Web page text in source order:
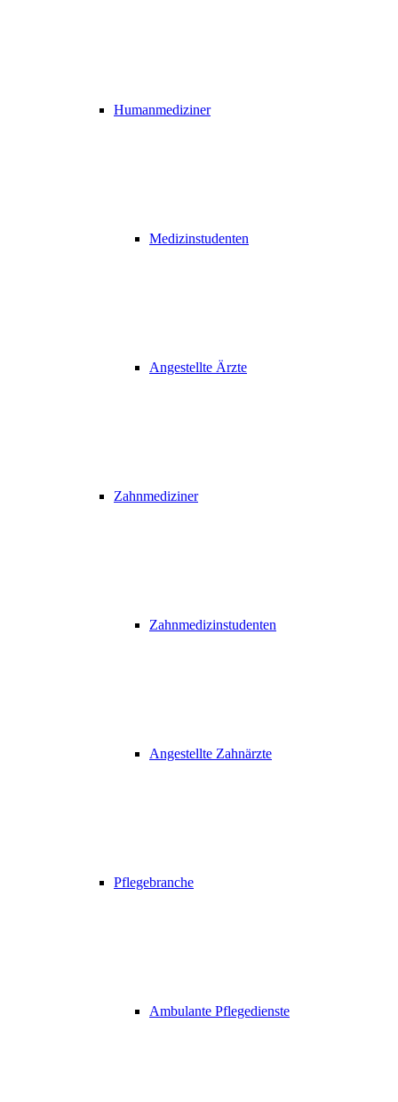
Humanmediziner
Medizinstudenten
Angestellte Ärzte
Zahnmediziner
Zahnmedizinstudenten
Angestellte Zahnärzte
Pflegebranche
Ambulante Pflegedienste